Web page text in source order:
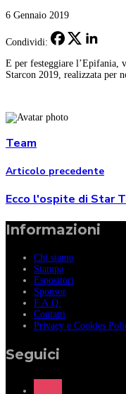
6 Gennaio 2019
Condividi:
E per festeggiare l’Epifania,
Starcon 2019, realizzata per
Team
Articolo precedente
Ecco l'ospite di Star
Informazioni
Chi siamo
Stampa
Espositori
Sponsor
F.A.Q.
Contatti
Privacy e Cookies
Seguici
instagram